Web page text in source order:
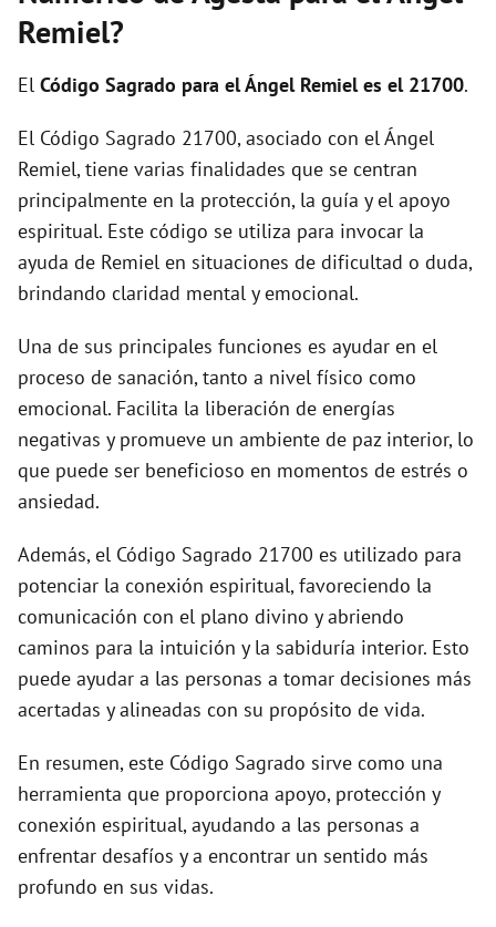
i
d
e
o
Remiel?
El Código Sagrado para el Ángel Remiel es el 21700.
El Código Sagrado 21700, asociado con el Ángel
Remiel, tiene varias finalidades que se centran
principalmente en la protección, la guía y el apoyo
espiritual. Este código se utiliza para invocar la
ayuda de Remiel en situaciones de dificultad o duda,
brindando claridad mental y emocional.
Una de sus principales funciones es ayudar en el
proceso de sanación, tanto a nivel físico como
emocional. Facilita la liberación de energías
negativas y promueve un ambiente de paz interior, lo
que puede ser beneficioso en momentos de estrés o
ansiedad.
Además, el Código Sagrado 21700 es utilizado para
potenciar la conexión espiritual, favoreciendo la
comunicación con el plano divino y abriendo
caminos para la intuición y la sabiduría interior. Esto
puede ayudar a las personas a tomar decisiones más
acertadas y alineadas con su propósito de vida.
En resumen, este Código Sagrado sirve como una
herramienta que proporciona apoyo, protección y
conexión espiritual, ayudando a las personas a
enfrentar desafíos y a encontrar un sentido más
profundo en sus vidas.